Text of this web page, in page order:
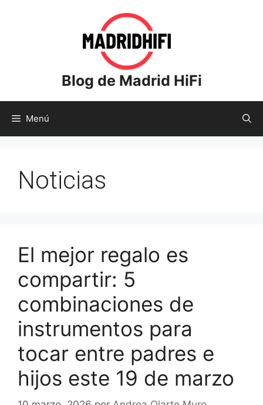
Blog de Madrid HiFi
Menú
Noticias
El mejor regalo es
compartir: 5
combinaciones de
instrumentos para
tocar entre padres e
hijos este 19 de marzo